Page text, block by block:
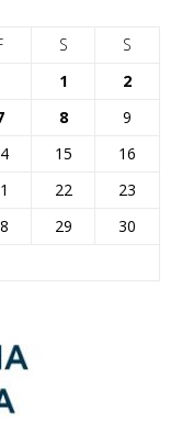
S
S
1
2
8
9
15
16
22
23
29
30